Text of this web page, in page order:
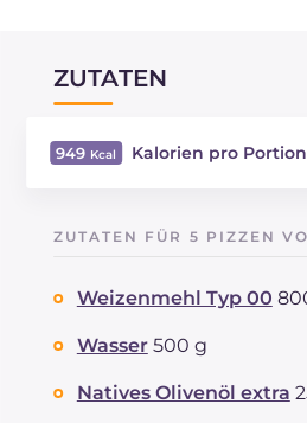
ZUTATEN
949 Kalorien pro Portion
Fette
davon gesättigte Fettsäuren
Cholesterin
ZUTATEN FÜR 5 PIZZEN
Weizenmehl Typ 00
Wasser 500 g
Natives Olivenöl extra